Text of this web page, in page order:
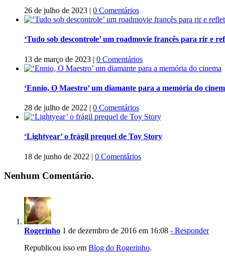
26 de julho de 2023 | 0 Comentários
‘Tudo sob descontrole’ um roadmovie francês para rir e
13 de março de 2023 | 0 Comentários
‘Ennio, O Maestro’ um diamante para a memória do
28 de julho de 2022 | 0 Comentários
‘Lightyear’ o frágil prequel de Toy Story
18 de junho de 2022 | 0 Comentários
Nenhum Comentário.
Rogerinho 1 de dezembro de 2016 em 16:08 - Responder
Republicou isso em Blog do Rogerinho.